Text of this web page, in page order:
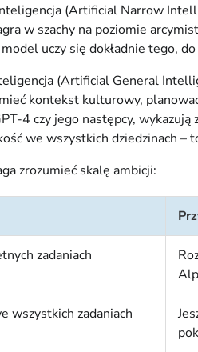
(Artificial Narrow
w szachy na poziomie
uczy się dokładnie tego,
(Artificial General
kontekst kulturowy,
4 czy jego następcy,
we wszystkich dziedzinach
zrozumieć skalę ambicji:
zadaniach
wszystkich zadaniach